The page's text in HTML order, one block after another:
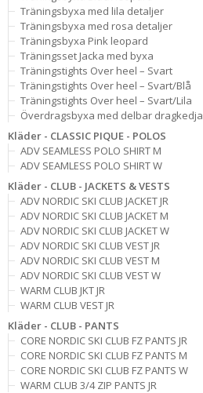
Träningsbyxa med lila detaljer
Träningsbyxa med rosa detaljer
Träningsbyxa Pink leopard
Träningsset Jacka med byxa
Träningstights Over heel – Svart
Träningstights Over heel – Svart/Blå
Träningstights Over heel – Svart/Lila
Överdragsbyxa med delbar dragkedja
Kläder - CLASSIC PIQUE - POLOS
ADV SEAMLESS POLO SHIRT M
ADV SEAMLESS POLO SHIRT W
Kläder - CLUB - JACKETS & VESTS
ADV NORDIC SKI CLUB JACKET JR
ADV NORDIC SKI CLUB JACKET M
ADV NORDIC SKI CLUB JACKET W
ADV NORDIC SKI CLUB VEST JR
ADV NORDIC SKI CLUB VEST M
ADV NORDIC SKI CLUB VEST W
WARM CLUB JKT JR
WARM CLUB VEST JR
Kläder - CLUB - PANTS
CORE NORDIC SKI CLUB FZ PANTS JR
CORE NORDIC SKI CLUB FZ PANTS M
CORE NORDIC SKI CLUB FZ PANTS W
WARM CLUB 3/4 ZIP PANTS JR